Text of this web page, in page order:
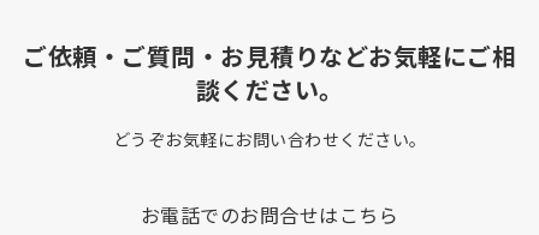
ご依頼・ご質問・お見積りなどお気軽にご相
談ください。
どうぞお気軽にお問い合わせください。
お電話でのお問合せはこちら